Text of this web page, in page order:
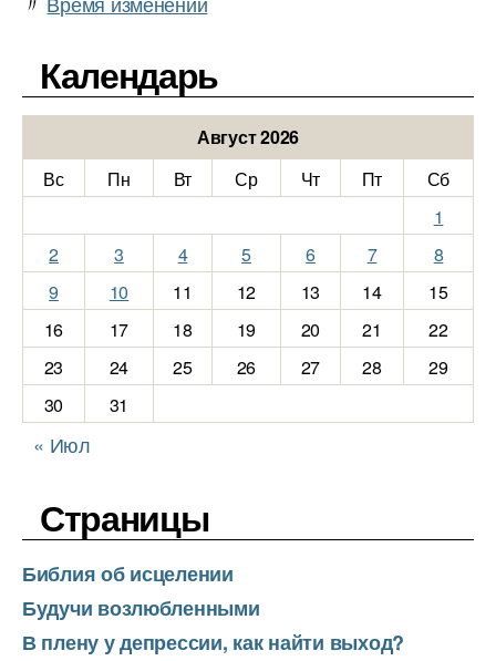
Календарь
Август 2026
Вс
Пн Вт Ср Чт Пт
Сб
1
2
3 4 5 6 7
8
9
10 11 12 13 14
15
16
17 18 19 20 21
22
23
24 25 26 27 28
29
30
31
« Июл
Страницы
Библия об исцелении
Будучи возлюбленными
В плену у депрессии, как найти выход?